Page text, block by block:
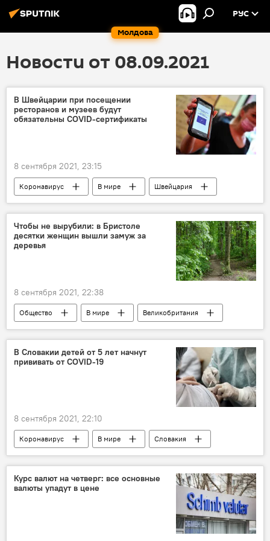
Молдова
РУС
Новости от 08.09.2021
В Швейцарии при посещении
ресторанов и музеев будут
обязательны COVID-сертификаты
8 сентября 2021, 23:15
Коронавирус В мире
Швейцария
сертификат
Чтобы не вырубили: в Бристоле
десятки женщин вышли замуж за
деревья
8 сентября 2021, 22:38
Общество В мире Великобритания
В Словакии детей от 5 лет начнут
прививать от COVID-19
8 сентября 2021, 22:10
Коронавирус В мире
Словакия
вакцинация
Курс валют на четверг: все основные
валюты упадут в цене